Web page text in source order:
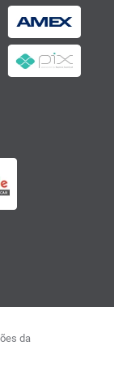
da